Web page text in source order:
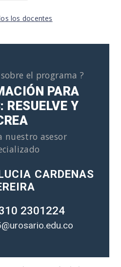
los docentes
el programa ?
PARA
RESUELVE Y
nuestro asesor
CARDENAS
2301224